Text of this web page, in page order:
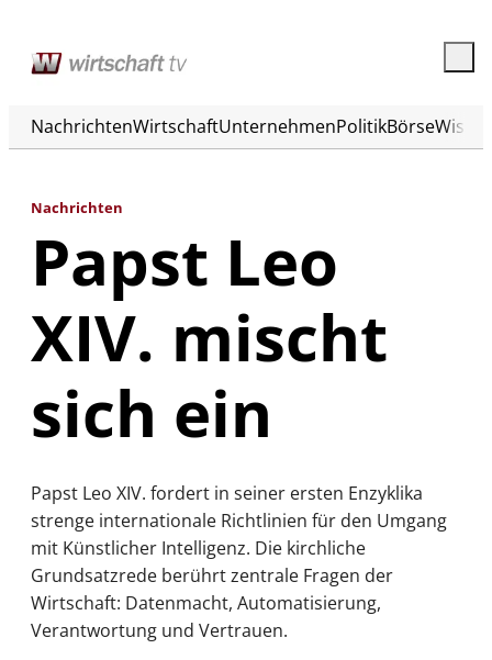
NachrichtenWirtschaftUnternehmenPolitikBörse
Nachrichten
Papst Leo
XIV. mischt
sich ein
Papst Leo XIV. fordert in seiner ersten Enzyklika
strenge internationale Richtlinien für den Umgang
mit Künstlicher Intelligenz. Die kirchliche
Grundsatzrede berührt zentrale Fragen der
Wirtschaft: Datenmacht, Automatisierung,
Verantwortung und Vertrauen.